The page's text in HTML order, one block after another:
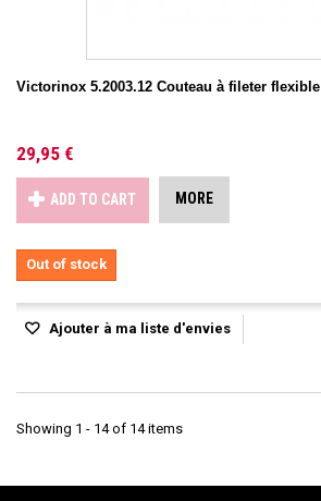
Victorinox 5.2003.12 Couteau à fileter
29,95 €
ADD TO CART MORE
Out of stock
Ajouter à ma liste d'envies
Showing 1 - 14 of 14 items